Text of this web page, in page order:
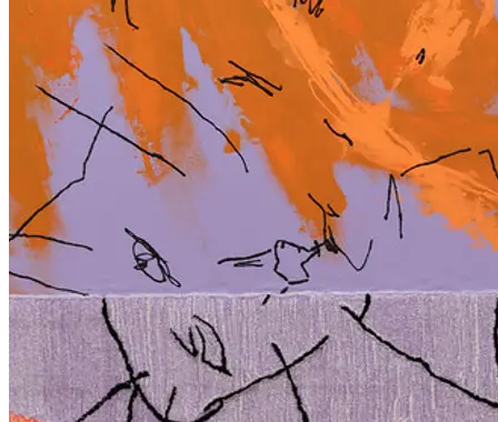
Institut für bildende Kunst
Gleb Amankulov, Albin Bergström, Katharina Diezl, Violetta
Ehnsberg, Angela Fischer, Ana Paula Fabro Franco, Charlotte
Gash, Freja Goetke, Karolina Gruschka, Seamus Heidenreich,
Stefanie Hintersteiner, Leon Höllhumer, Haein Kim, Aurelia van
Kempen, Kevin Klamminger, Jakob Krinzinger, Yein Lee, Juliana
Lindenhofer, Sami Mandee, Tanja Thara Mathiassen, Leo Mayr,
Leonie Neumann-Mangoldt, David Peschka, Amar Priganica,
Aline Sofie Rainer, Cosima Roth, Lisa Schwarz, JJ Ramsauer,
Gala Verhavert
Institut für Kunst und Architektur
Florian Berrar, Nils Neuböck, Maximilian Pertl, Sophia
Stemshorn
Institut für das künstlerische Lehramt
Benjamin Brommer, Stefanie Hempel, Martin Hochmeister, Flora
Juraszovich, Elisabeth Lehner, Ulrike Leitner, Nina Miedler, Eva
Moschitz, Karolin Pernegger, Rita Sabri, Georgia Schattauer,
Petra Valtrova, Katarzyna Winiecka, Tiana Katinka Wirth sowie
die künstlerischen Masterprojekte aus den Studienrich-
tungen Kunst und Bildung sowie Gestaltung im Kontext
Institut für Kunst- und Kulturwissenschaften